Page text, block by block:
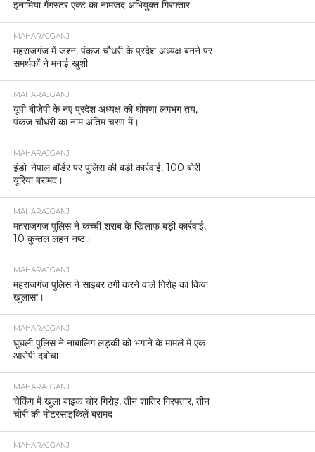
इनामिया गैंगस्टर एक्ट का नामजद अभियुक्त गिरफ्तार
MAHARAJGANJ
महराजगंज में जश्न, पंकज चौधरी के प्रदेश अध्यक्ष बनने पर
समर्थकों ने मनाई खुशी
MAHARAJGANJ
यूपी बीजेपी के नए प्रदेश अध्यक्ष की घोषणा लगभग तय,
पंकज चौधरी का नाम अंतिम चरण में।
MAHARAJGANJ
इंडो-नेपाल बॉर्डर पर पुलिस की बड़ी कार्रवाई, 100 बोरी
यूरिया बरामद।
MAHARAJGANJ
महराजगंज पुलिस ने कच्ची शराब के खिलाफ बड़ी कार्रवाई,
10 कुन्तल लहन नष्ट।
MAHARAJGANJ
महराजगंज पुलिस ने साइबर ठगी करने वाले गिरोह का किया
खुलासा।
MAHARAJGANJ
घुघली पुलिस ने नाबालिग लड़की को भगाने के मामले में एक
आरोपी दबोचा
MAHARAJGANJ
चेकिंग में खुला बाइक चोर गिरोह, तीन शातिर गिरफ्तार, तीन
चोरी की मोटरसाइकिलें बरामद
MAHARAJGANJ